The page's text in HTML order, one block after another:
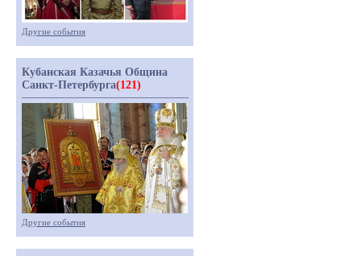
Другие события
Кубанская Казачья Община
Санкт-Петербурга(121)
Другие события